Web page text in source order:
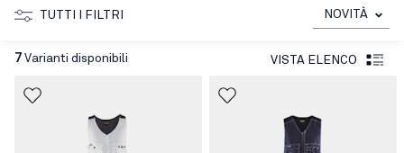
lavoro in cui si richiede protezione a causa
dell’ambiente di lavoro ostile, non preoccuparti,
maniche che offriamo sono:
appositamente progettata per soddisfare le esigenze
del settore della verniciatura. Creata con materiali
resistenti ed elastici e dotata di tasche funzionali,
TUTTI I FILTRI NOVITÀ
7 Varianti disponibili VISTA ELENCO